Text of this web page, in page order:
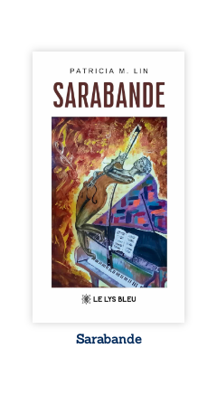
Aux chants
crépitants de l’été,
Sous le silence
ouaté de la neige
en hiver, Au cours
de nuits pâles,
Dans la clarté
bienveillante de la
lune, Rêves,
pensées, révoltes
et espoirs… Des
mots s’assemblent,
colorés, rebelles
aux règles de la
poésie, mais
chantant en
forment une
sarabande,
Sarabande